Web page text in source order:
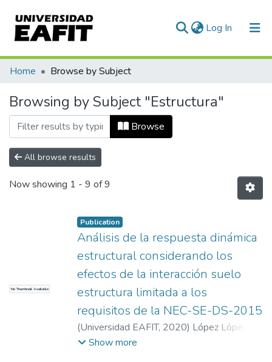
Log In (current)
Communities & Collections
All of DSpace
Home Browse by Subject
Browsing by Subject "Estructura"
Browse
All browse results
Now showing 1 - 9 of 9
No Thumbnail Available
Publication
Análisis de la respuesta dinámica
estructural considerando los
efectos de la interacción suelo
estructura limitada a los
requisitos de la NEC-SE-DS-2015
(Universidad EAFIT, 2020) López López,
Diego Santiago
Show more